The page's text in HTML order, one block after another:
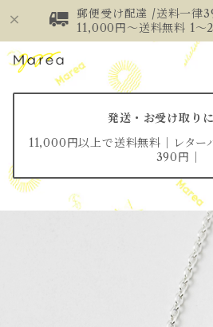
郵便受け配達 /送料一律
11,000円～送料無料 1～
発送・お受け取り
11,000円以上で送料無料│レター
390円│